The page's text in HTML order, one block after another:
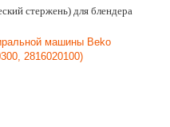
стержень) для блендера